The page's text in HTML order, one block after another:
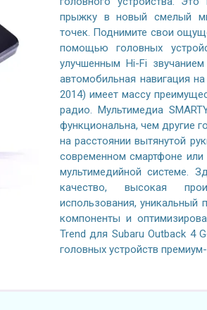
прыжку в новый смелый
точек. Поднимите свои
помощью головных
улучшенным Hi-Fi
автомобильная навигация
2014) имеет массу
радио. Мультимедиа
функциональна, чем другие
на расстоянии вытянутой
современном смартфоне или
мультимедийной системе.
качество, высокая
использования, уникальный
компоненты и
Trend для Subaru Outback 4
головных устройств